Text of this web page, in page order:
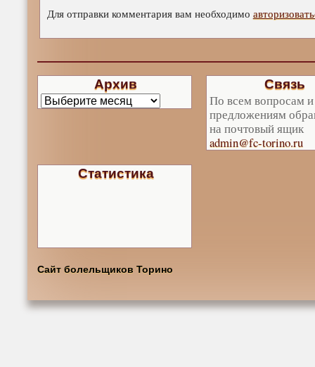
Для отправки комментария вам необходимо
Архив Связь
По всем вопросам и
предложениям
на почтовый ящик
admin@fc-torino.ru
Статистика
Сайт болельщиков Торино